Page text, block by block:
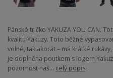
Pánské tričko YAKUZA YOU CAN.
kvalitu Yakuzy. Toto běžné
volné, tak akorát – má krátké
je doplněna poutkem s logem
pozornost naš... celý popis